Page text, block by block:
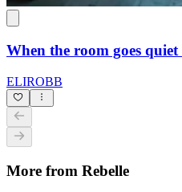
When the room goes
ELIROBB
More from Rebelle